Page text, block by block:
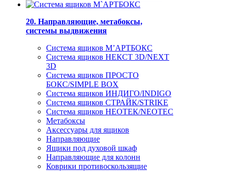
20. Направляющие, метабоксы,
системы выдвижения
Система ящиков М’АРТБОКС
Система ящиков НЕКСТ 3D/NEXT
3D
Система ящиков ПРОСТО
БОКС/SIMPLE BOX
Система ящиков ИНДИГО/INDIGO
Система ящиков СТРАЙК/STRIKE
Система ящиков НЕОТЕК/NEOTEC
Метабоксы
Аксессуары для ящиков
Направляющие
Ящики под духовой шкаф
Направляющие для колонн
Коврики противоскользящие